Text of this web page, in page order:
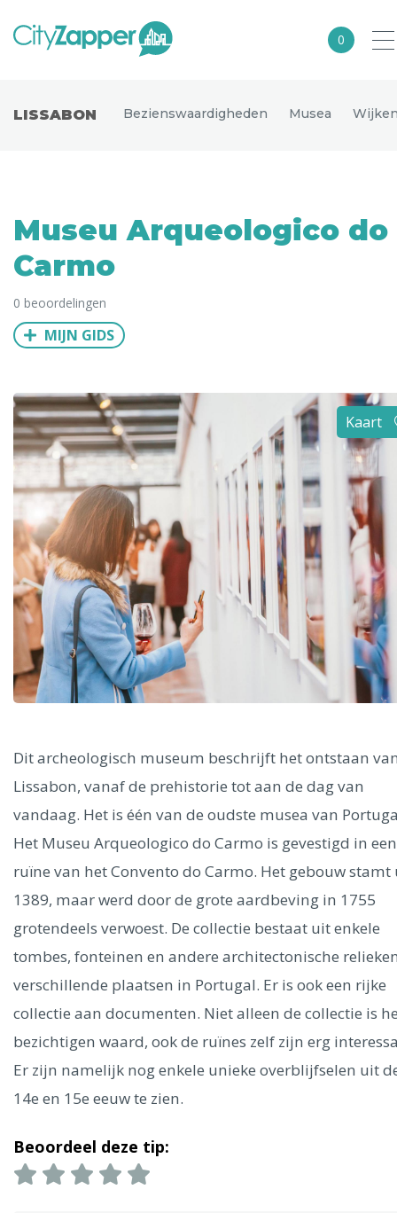
0
Europa
Noord-Amerika
Azië
Andere wereldsteden
Alle steden
Phoenix
Dresden
Ålesund
Parijs Tokio Amsterdam Barcelona Dubai
Milaan
Singapore
Rome Berlijn Mechelen Venetië
Florence
Dublin
Hong Kong München Wenen Budapest
Madrid
Vancouver
Alles bekijken
LISSABON Bezienswaardigheden Musea
Museu Arqueologico do
Carmo
0 beoordelingen
MIJN GIDS
Kaart
Dit archeologisch museum beschrijft het ontstaan
Lissabon, vanaf de prehistorie tot aan de dag van
vandaag. Het is één van de oudste musea van
Het Museu Arqueologico do Carmo is gevestigd in een
ruïne van het Convento do Carmo. Het gebouw stamt
1389, maar werd door de grote aardbeving in 1755
grotendeels verwoest. De collectie bestaat uit enkele
tombes, fonteinen en andere architectonische
verschillende plaatsen in Portugal. Er is ook een rijke
collectie aan documenten. Niet alleen de collectie is
bezichtigen waard, ook de ruïnes zelf zijn erg
Er zijn namelijk nog enkele unieke overblijfselen uit
14e en 15e eeuw te zien.
Beoordeel deze tip: